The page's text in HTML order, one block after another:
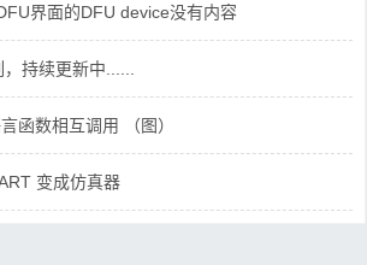
界面的DFU device没有内容
持续更新中......
函数相互调用 （图）
变成仿真器